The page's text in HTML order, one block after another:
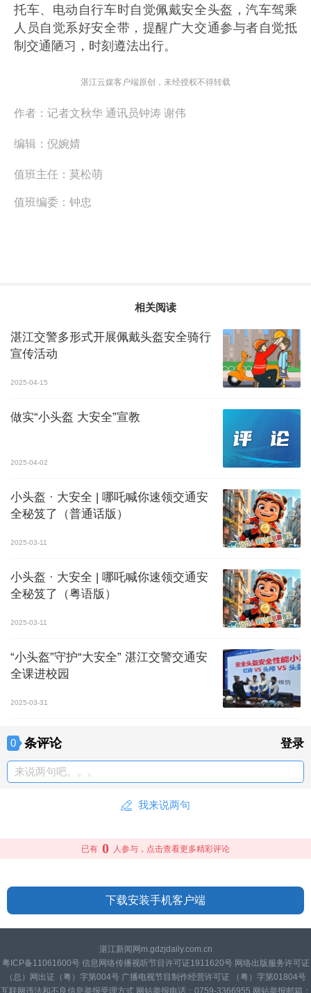
托车、电动自行车时自觉佩戴安全头盔，汽车驾乘
人员自觉系好安全带，提醒广大交通参与者自觉抵
制交通陋习，时刻遵法出行。
湛江云媒客户端原创，未经授权不得转载
作者： 记者文秋华 通讯员钟涛 谢伟
编辑： 倪婉婧
值班主任： 莫松萌
值班编委： 钟忠
相关阅读
湛江交警多形式开展佩戴头盔安全骑行
宣传活动
2025-04-15
做实“小头盔 大安全”宣教
2025-04-02
小头盔 · 大安全 | 哪吒喊你速领交通安
全秘笈了（普通话版）
2025-03-11
小头盔 · 大安全 | 哪吒喊你速领交通安
全秘笈了（粤语版）
2025-03-11
“小头盔”守护“大安全” 湛江交警交通安
全课进校园
2025-03-31
0 条评论 登录
来说两句吧。。。
我来说两句
已有 0 人参与，点击查看更多精彩评论
下载安装手机客户端
湛江新闻网m.gdzjdaily.com.cn
粤ICP备11061600号 信息网络传播视听节目许可证1911620号 网络出版服务许可证
（总）网出证（粤）字第004号 广播电视节目制作经营许可证 （粤）字第01804号
互联网违法和不良信息举报受理方式 网站举报电话：0759-3366955 网站举报邮箱：